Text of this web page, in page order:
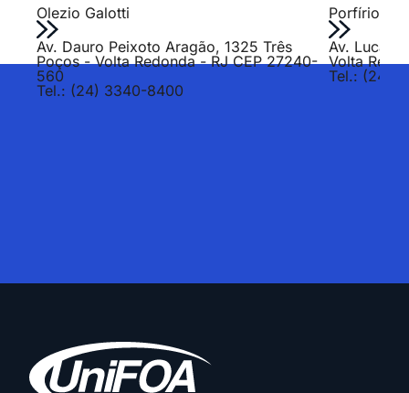
Olezio Galotti
Av. Dauro Peixoto Aragão, 1325 Três
Poços - Volta Redonda - RJ CEP 27240-
560
Tel.: (24) 3340-8400
Porfírio
Av. Lucas
Volta
Tel.: (24)